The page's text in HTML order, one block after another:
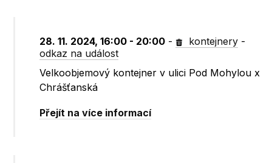
28. 11. 2024, 16:00 - 20:00 - kontejnery -
odkaz na událost
Velkoobjemový kontejner v ulici Pod Mohylou x
Chrášťanská
Přejít na více informací